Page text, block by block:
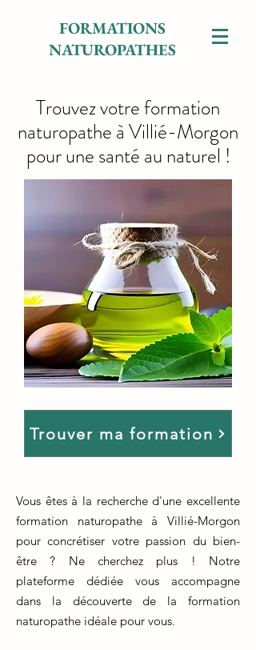
FORMATIONS
NATUROPATHES
Trouvez votre formation
naturopathe à Villié-Morgon
pour une santé au naturel !
Trouver ma formation
Vous êtes à la recherche d'une excellente
formation naturopathe à Villié-Morgon
pour concrétiser votre passion du bien-
être ? Ne cherchez plus ! Notre
plateforme dédiée vous accompagne
dans la découverte de la formation
naturopathe idéale pour vous.